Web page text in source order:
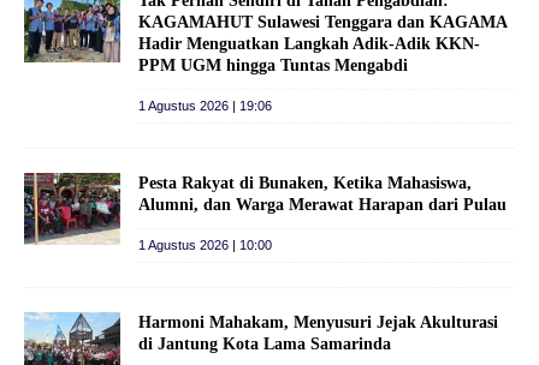
KAGAMAHUT Sulawesi Tenggara dan KAGAMA
Hadir Menguatkan Langkah Adik-Adik KKN-
PPM UGM hingga Tuntas Mengabdi
1 Agustus 2026 | 19:06
Pesta Rakyat di Bunaken, Ketika Mahasiswa,
Alumni, dan Warga Merawat Harapan dari Pulau
1 Agustus 2026 | 10:00
Harmoni Mahakam, Menyusuri Jejak Akulturasi
di Jantung Kota Lama Samarinda